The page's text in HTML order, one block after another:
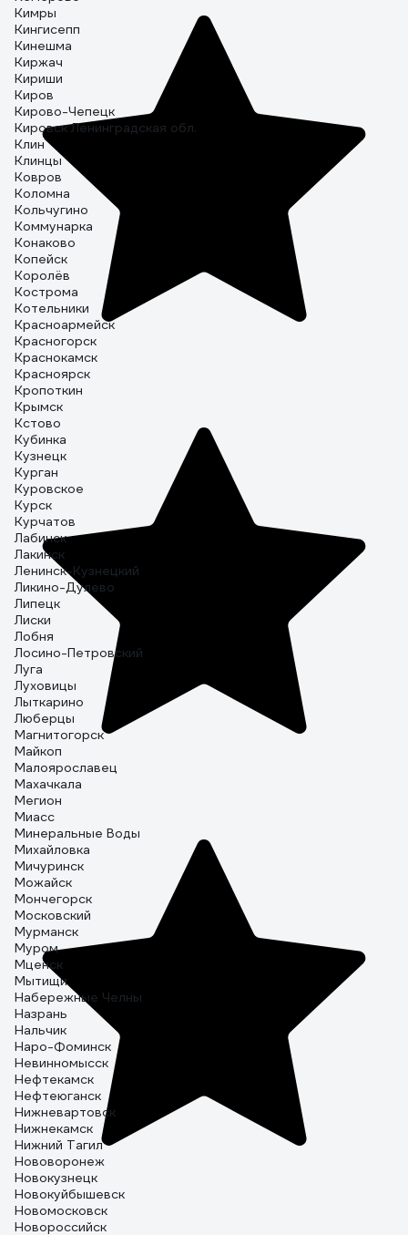
Кимры
Кингисепп
Кинешма
Киржач
Кириши
Киров
Кирово-Чепецк
Кировск Ленинградская обл.
Клин
Клинцы
Ковров
Коломна
Кольчугино
Коммунарка
Конаково
Копейск
Королёв
Кострома
Котельники
Красноармейск
Красногорск
Краснокамск
Красноярск
Кропоткин
Крымск
Кстово
Кубинка
Кузнецк
Курган
Куровское
Курск
Курчатов
Лабинск
Лакинск
Ленинск-Кузнецкий
Ликино-Дулево
Липецк
Лиски
Лобня
Лосино-Петровский
Луга
Луховицы
Лыткарино
Люберцы
Магнитогорск
Майкоп
Малоярославец
Махачкала
Мегион
Миасс
Минеральные Воды
Михайловка
Мичуринск
Можайск
Мончегорск
Московский
Мурманск
Муром
Мценск
Мытищи
Набережные Челны
Назрань
Нальчик
Наро-Фоминск
Невинномысск
Нефтекамск
Нефтеюганск
Нижневартовск
Нижнекамск
Нижний Тагил
Нововоронеж
Новокузнецк
Новокуйбышевск
Новомосковск
Новороссийск